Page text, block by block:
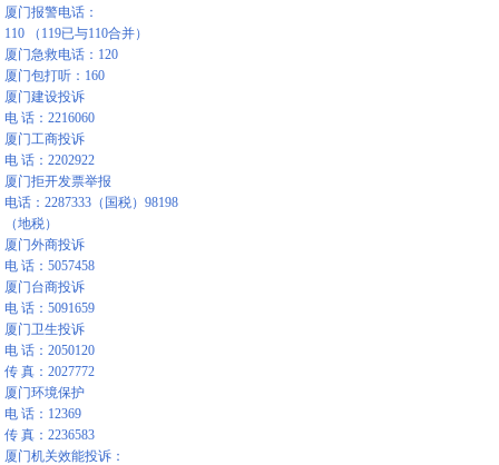
厦门报警电话：
110 （119已与110合并）
厦门急救电话：120
厦门包打听：160
厦门建设投诉
电 话：2216060
厦门工商投诉
电 话：2202922
厦门拒开发票举报
电话：2287333（国税）98198
（地税）
厦门外商投诉
电 话：5057458
厦门台商投诉
电 话：5091659
厦门卫生投诉
电 话：2050120
传 真：2027772
厦门环境保护
电 话：12369
传 真：2236583
厦门机关效能投诉：